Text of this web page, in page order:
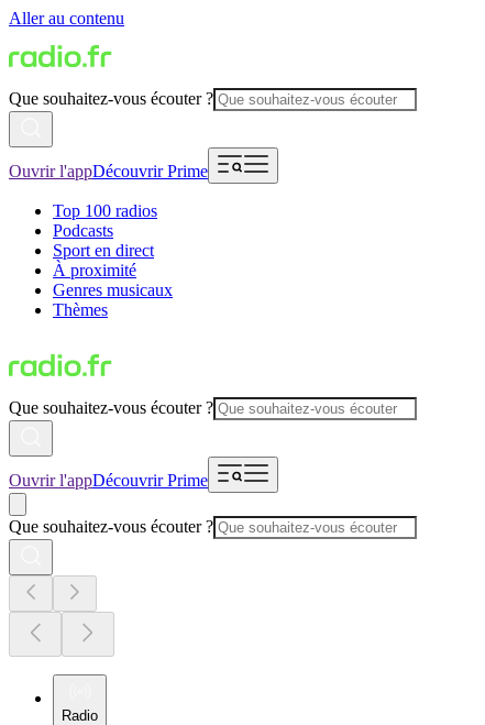
Aller au contenu
Que souhaitez-vous écouter ?
Ouvrir l'appDécouvrir Prime
Top 100 radios
Podcasts
Sport en direct
À proximité
Genres musicaux
Thèmes
Que souhaitez-vous écouter ?
Ouvrir l'appDécouvrir Prime
Que souhaitez-vous écouter ?
Radio